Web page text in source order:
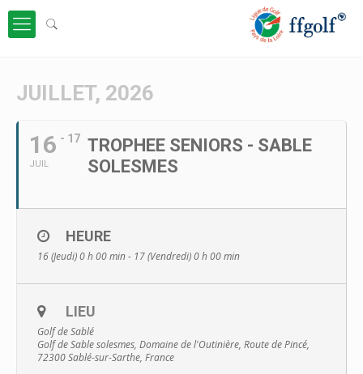
JUILLET, 2026
16
JUIL
- 17 TROPHEE SENIORS - SABLE
SOLESMES
HEURE
16 (Jeudi) 0 h 00 min - 17 (Vendredi) 0 h 00 min
LIEU
Golf de Sablé
Golf de Sable solesmes, Domaine de l'Outinière, Route de Pincé,
72300 Sablé-sur-Sarthe, France